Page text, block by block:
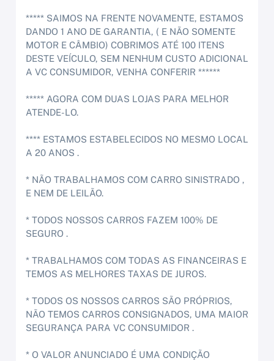
***** SAIMOS NA FRENTE NOVAMENTE, ESTAMOS
DANDO 1 ANO DE GARANTIA, ( E NÃO SOMENTE
MOTOR E CÂMBIO) COBRIMOS ATÉ 100 ITENS
DESTE VEÍCULO, SEM NENHUM CUSTO ADICIONAL
A VC CONSUMIDOR, VENHA CONFERIR ******
***** AGORA COM DUAS LOJAS PARA MELHOR
ATENDE-LO.
**** ESTAMOS ESTABELECIDOS NO MESMO LOCAL
A 20 ANOS .
* NÃO TRABALHAMOS COM CARRO SINISTRADO ,
E NEM DE LEILÃO.
* TODOS NOSSOS CARROS FAZEM 100% DE
SEGURO .
* TRABALHAMOS COM TODAS AS FINANCEIRAS E
TEMOS AS MELHORES TAXAS DE JUROS.
* TODOS OS NOSSOS CARROS SÃO PRÓPRIOS,
NÃO TEMOS CARROS CONSIGNADOS, UMA MAIOR
SEGURANÇA PARA VC CONSUMIDOR .
* O VALOR ANUNCIADO É UMA CONDIÇÃO